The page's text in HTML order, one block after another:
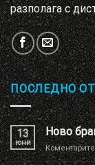
разполага с
ПОСЛЕДНО
13
юни
Ново